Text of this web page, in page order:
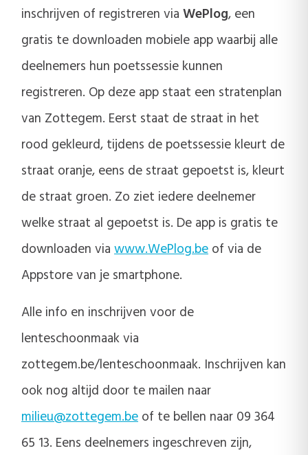
inschrijven of registreren via WePlog, een
gratis te downloaden mobiele app waarbij alle
deelnemers hun poetssessie kunnen
registreren. Op deze app staat een stratenplan
van Zottegem. Eerst staat de straat in het
rood gekleurd, tijdens de poetssessie kleurt de
straat oranje, eens de straat gepoetst is, kleurt
de straat groen. Zo ziet iedere deelnemer
welke straat al gepoetst is. De app is gratis te
downloaden via www.WePlog.be of via de
Appstore van je smartphone.
Alle info en inschrijven voor de
lenteschoonmaak via
zottegem.be/lenteschoonmaak. Inschrijven kan
ook nog altijd door te mailen naar
milieu@zottegem.be of te bellen naar 09 364
65 13. Eens deelnemers ingeschreven zijn,